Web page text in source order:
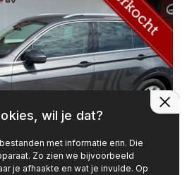
wil je dat?
met informatie erin. Die
Zo zien we bijvoorbeeld
je afhaakte en wat je invulde. Op